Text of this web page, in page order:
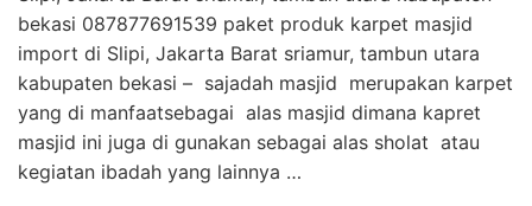
bekasi 087877691539 paket produk karpet masjid
import di Slipi, Jakarta Barat sriamur, tambun utara
kabupaten bekasi – sajadah masjid merupakan karpet
yang di manfaatsebagai alas masjid dimana kapret
masjid ini juga di gunakan sebagai alas sholat atau
kegiatan ibadah yang lainnya …